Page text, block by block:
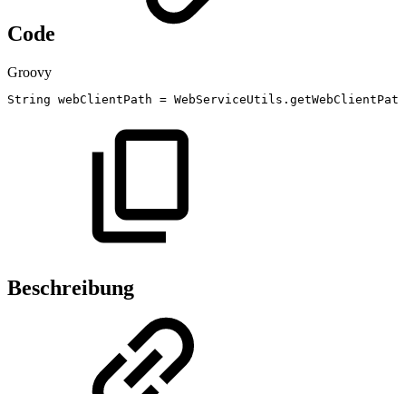
Code
Groovy
String webClientPath = WebServiceUtils . getWebClientPath
Beschreibung